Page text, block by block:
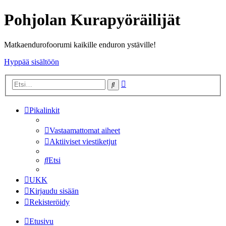
Pohjolan Kurapyöräilijät
Matkaendurofoorumi kaikille enduron ystäville!
Hyppää sisältöön
Etsi
Pikalinkit
Vastaamattomat aiheet
Aktiiviset viestiketjut
Etsi
UKK
Kirjaudu sisään
Rekisteröidy
Etusivu